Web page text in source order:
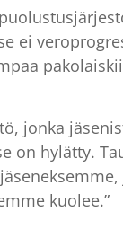
ei
jonka
on hylätty.
kuolee.”